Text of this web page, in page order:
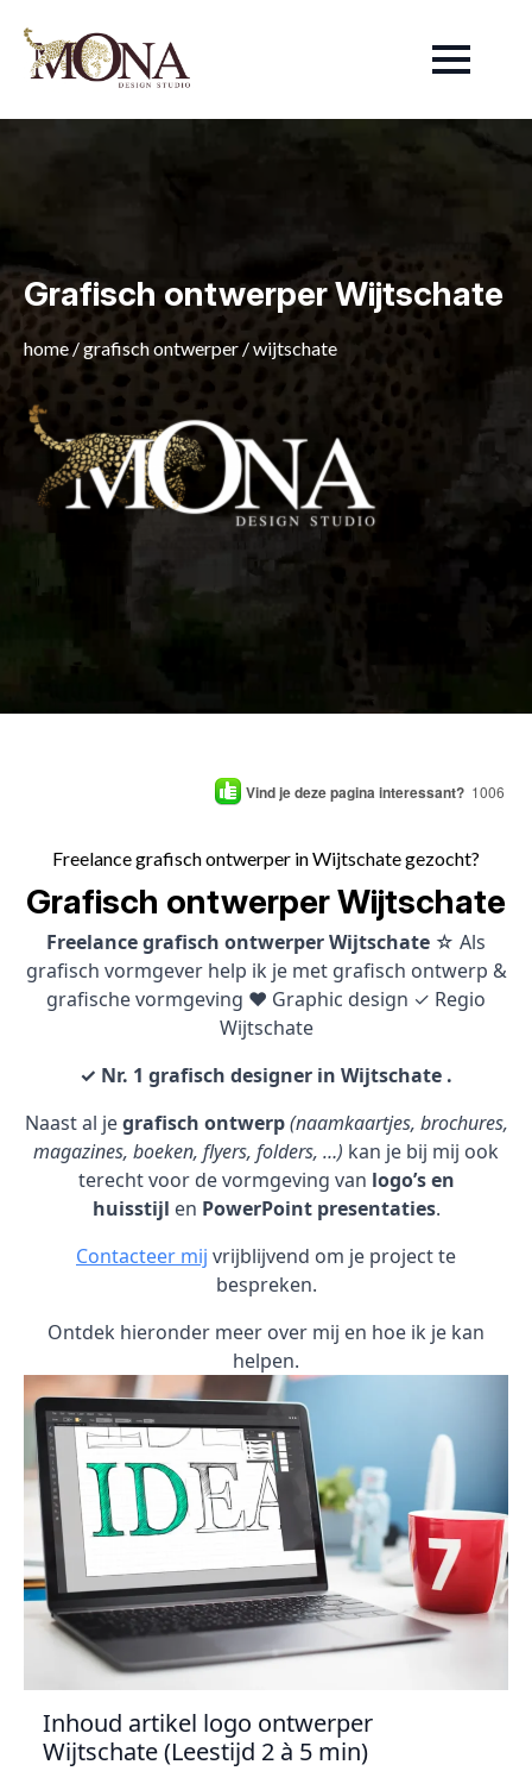
Grafisch ontwerper Wijtschate
home /grafisch ontwerper /wijtschate
Vind je deze pagina interessant? 1006
Freelance grafisch ontwerper in Wijtschate gezocht?
Grafisch ontwerper Wijtschate
Freelance grafisch ontwerper Wijtschate ☆ Als
grafisch vormgever help ik je met grafisch ontwerp &
grafische vormgeving ♥ Graphic design ✓ Regio
Wijtschate
✓ Nr. 1 grafisch designer in Wijtschate .
Naast al jegrafisch ontwerp (naamkaartjes, brochures,
magazines, boeken, flyers, folders, …) kan je bij mij ook
terecht voor de vormgeving van logo’s en
huisstijl en PowerPoint presentaties.
Contacteer mij vrijblijvend om je project te
bespreken.
Ontdek hieronder meer over mij en hoe ik je kan
helpen.
Inhoud artikel logo ontwerper
Wijtschate (Leestijd 2 à 5 min)